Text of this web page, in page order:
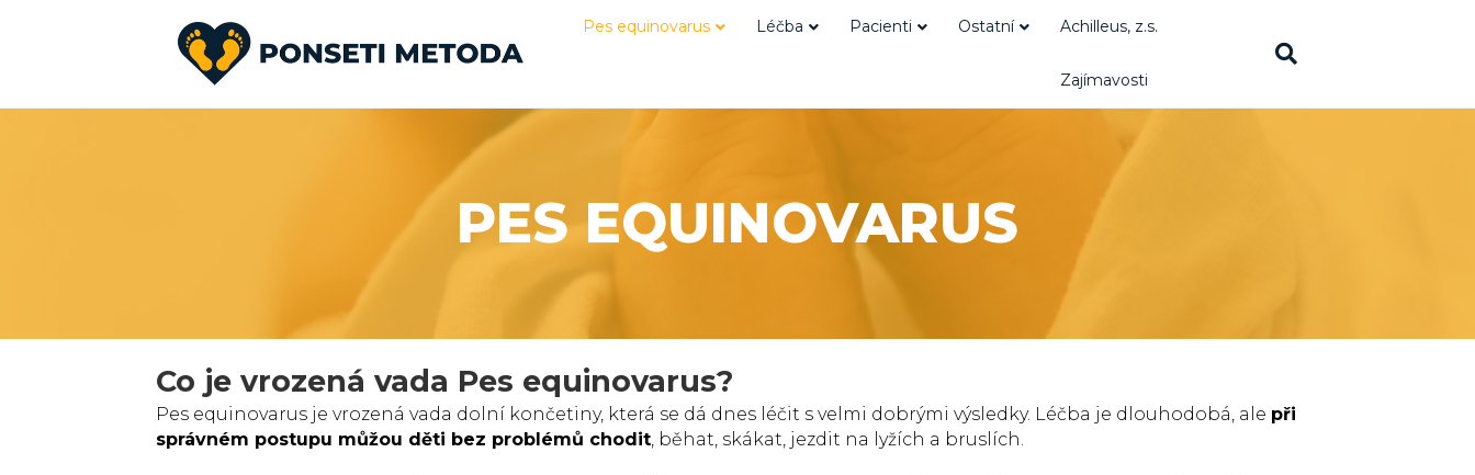
Pes equinovarus Léčba Pacienti Ostatní Achilleus, z.s.
Zajímavosti
PES EQUINOVARUS
Co je vrozená vada Pes equinovarus?
Pes equinovarus je vrozená vada dolní končetiny, která se dá dnes léčit s velmi dobrými výsledky. Léčba je dlouhodobá, ale při
správném postupu můžou děti bez problémů chodit, běhat, skákat, jezdit na lyžích a bruslích.